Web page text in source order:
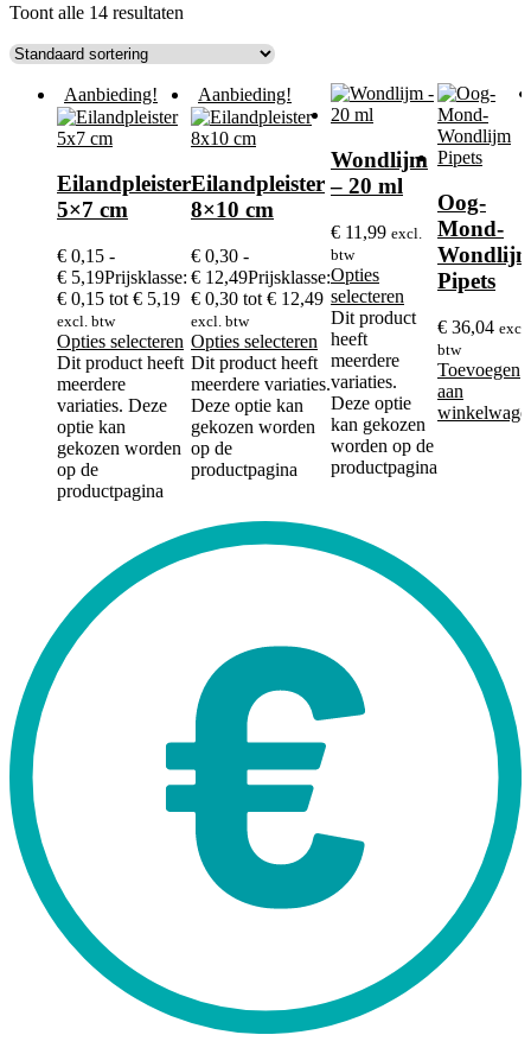
Toont alle 14 resultaten
Aanbieding!
Eilandpleister
5×7 cm
€ 0,15 -
€ 5,19Prijsklasse:
€ 0,15 tot € 5,19
excl. btw
Opties selecteren
Dit product heeft
meerdere
variaties. Deze
optie kan
gekozen worden
op de
productpagina
Aanbieding!
Eilandpleister
8×10 cm
€ 0,30 -
€ 12,49Prijsklasse:
€ 0,30 tot € 12,49
excl. btw
Opties selecteren
Dit product heeft
meerdere variaties.
Deze optie kan
gekozen worden
op de
productpagina
Wondlijm
– 20 ml
€ 11,99 excl.
btw
Opties
selecteren
Dit product
heeft
meerdere
variaties.
Deze optie
kan gekozen
worden op de
productpagina
Oog-
Mond-
Pipets
€ 36,04 excl.
btw
Toevoegen
aan